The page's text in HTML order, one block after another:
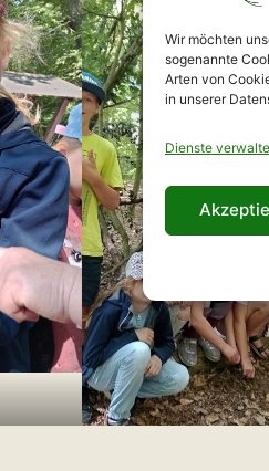
Wir möchten
sogenannte
Arten von
in unserer
Dienste